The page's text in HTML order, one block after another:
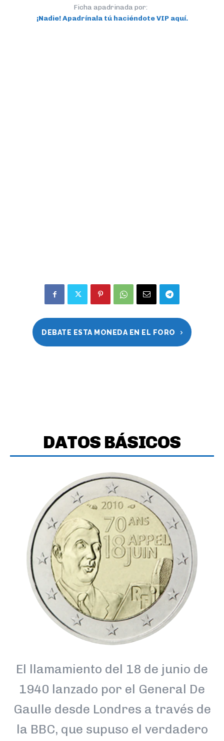
Ficha apadrinada por:
¡Nadie! Apadrínala tú haciéndote VIP aquí.
DEBATE ESTA MONEDA EN EL FORO
DATOS BÁSICOS
El llamamiento del 18 de junio de
1940 lanzado por el General De
Gaulle desde Londres a través de
la BBC, que supuso el verdadero